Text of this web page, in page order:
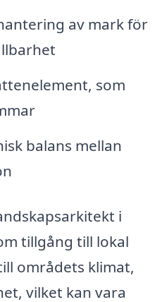
av mark för
som
balans mellan
i
tillgång till lokal
områdets klimat,
vilket kan vara